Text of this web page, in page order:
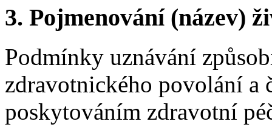
3. Pojmenování (název)
Podmínky uznávání
zdravotnického povolání a
poskytováním zdravotní